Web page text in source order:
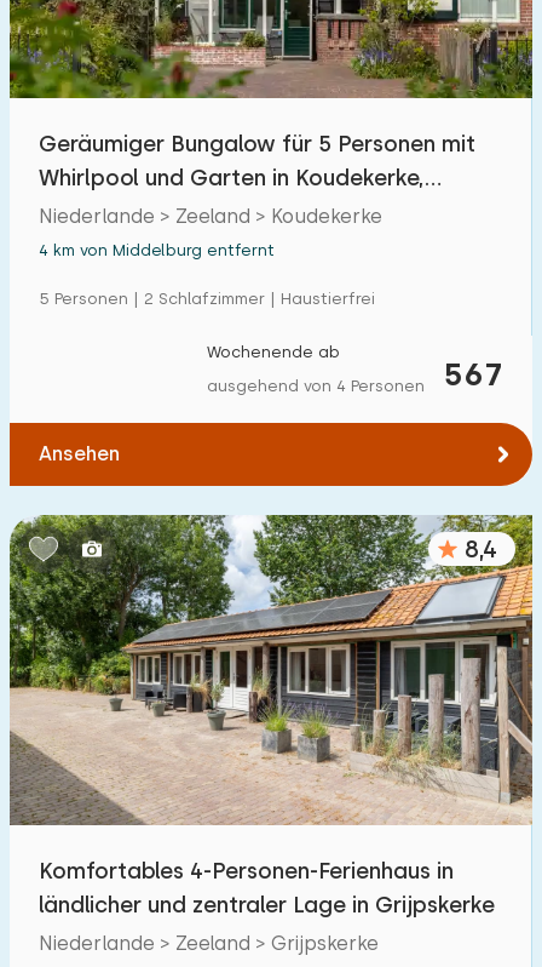
Geräumiger Bungalow für 5 Personen mit
Whirlpool und Garten in Koudekerke,
Zeeland
Niederlande > Zeeland > Koudekerke
4 km von Middelburg entfernt
5 Personen | 2 Schlafzimmer | Haustierfrei
567
Wochenende ab
ausgehend von 4 Personen
Ansehen
8,4
Komfortables 4-Personen-Ferienhaus in
ländlicher und zentraler Lage in Grijpskerke
Niederlande > Zeeland > Grijpskerke